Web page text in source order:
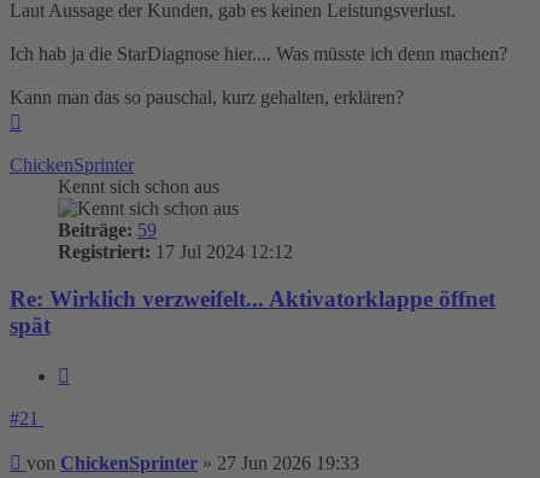
Laut Aussage der Kunden, gab es keinen Leistungsverlust.
Ich hab ja die StarDiagnose hier.... Was müsste ich denn machen?
Kann man das so pauschal, kurz gehalten, erklären?
ChickenSprinter
Kennt sich schon aus
Beiträge: 59
Registriert: 17 Jul 2024 12:12
Re: Wirklich verzweifelt... Aktivatorklappe öffnet
spät
#21
Beitrag
von ChickenSprinter » 27 Jun 2026 19:33